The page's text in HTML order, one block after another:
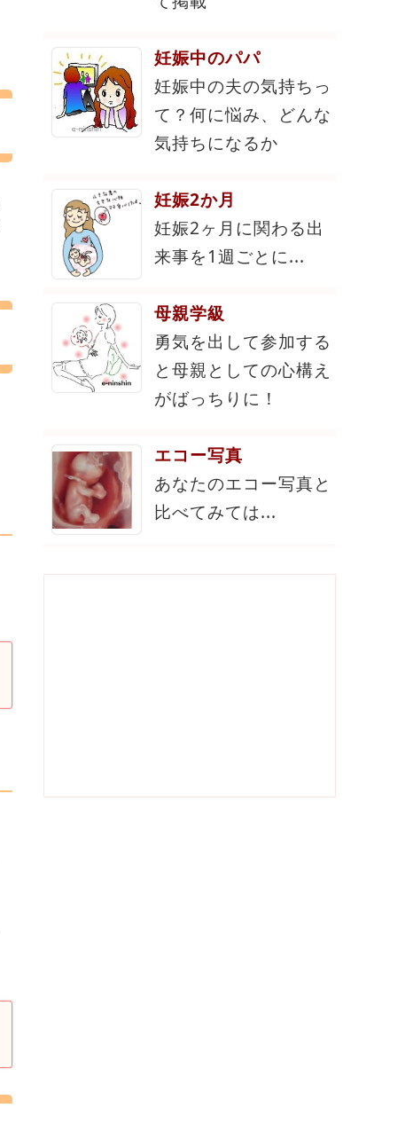
妊娠中のパパ
妊娠中の夫の気持ちっ
て？何に悩み、どんな
気持ちになるか
妊娠2か月
妊娠2ヶ月に関わる出
来事を1週ごとに...
母親学級
勇気を出して参加する
と母親としての心構え
がばっちりに！
エコー写真
あなたのエコー写真と
比べてみては...